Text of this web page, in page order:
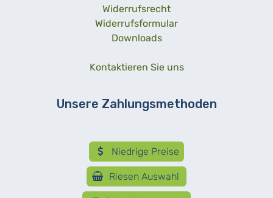
Widerrufsrecht
Widerrufsformular
Downloads
Kontaktieren Sie uns
Unsere Zahlungsmethoden
Niedrige Preise
Riesen Auswahl